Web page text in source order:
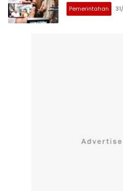
Pemerintahan